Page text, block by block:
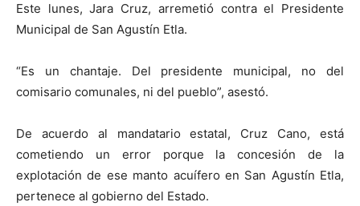
Este lunes, Jara Cruz, arremetió contra el Presidente
Municipal de San Agustín Etla.
“Es un chantaje. Del presidente municipal, no del
comisario comunales, ni del pueblo”, asestó.
De acuerdo al mandatario estatal, Cruz Cano, está
cometiendo un error porque la concesión de la
explotación de ese manto acuífero en San Agustín Etla,
pertenece al gobierno del Estado.